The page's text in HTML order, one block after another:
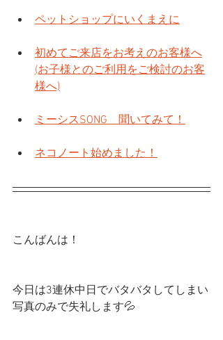
ペットショップにいくまえに
初めてご来店をお考えのお客様へ
(お子様とのご利用をご検討のお客
様へ)
ミーシスSONG　聞いてみて！
ネコノート始めました！
こんばんは！
今日は3連休中日でバタバタしてしまい
写真のみで失礼します💦